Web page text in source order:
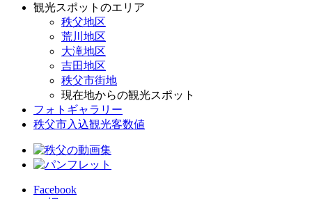
観光スポットのエリア
秩父地区
荒川地区
大滝地区
吉田地区
秩父市街地
現在地からの観光スポット
フォトギャラリー
秩父市入込観光客数値
Facebook